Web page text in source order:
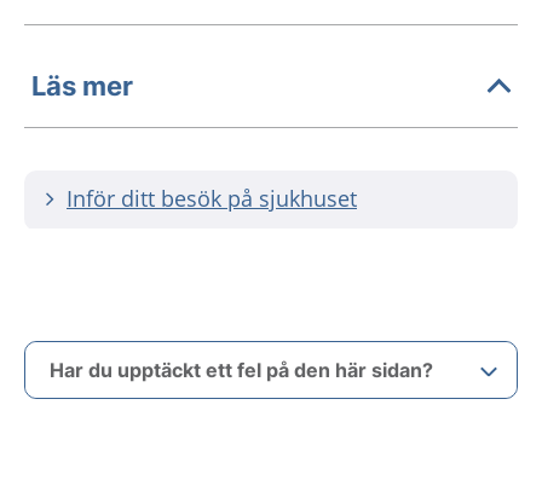
Läs mer
Inför ditt besök på sjukhuset
Har du upptäckt ett fel på den här sidan?